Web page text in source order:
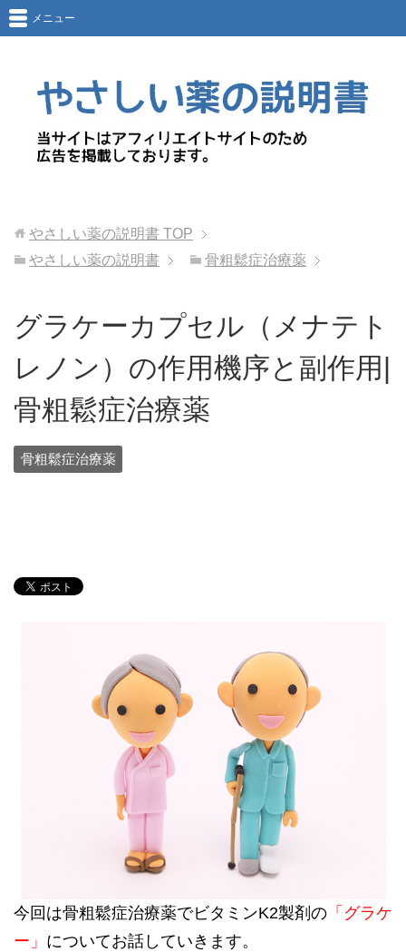
メニュー
やさしい薬の説明書 TOP
やさしい薬の説明書
骨粗鬆症治療薬
グラケーカプセル（メナテト
レノン）の作用機序と副作用|
骨粗鬆症治療薬
骨粗鬆症治療薬
今回は骨粗鬆症治療薬でビタミンK2製剤の 「グラケ
ー」 についてお話していきます。